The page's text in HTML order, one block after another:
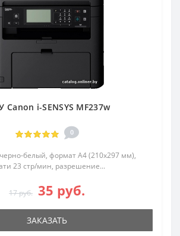
Canon i-SENSYS MF237w
0
белый, формат A4 (210x297 мм),
23 стр/мин, разрешение...
17 руб. 35 руб.
ЗАКАЗАТЬ